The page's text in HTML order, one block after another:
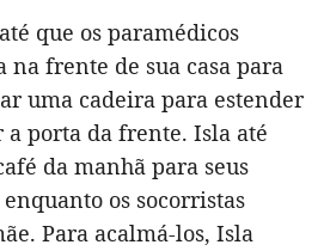
que os paramédicos
na frente de sua casa para
uma cadeira para estender
a porta da frente. Isla até
da manhã para seus
os socorristas
Para acalmá-los, Isla